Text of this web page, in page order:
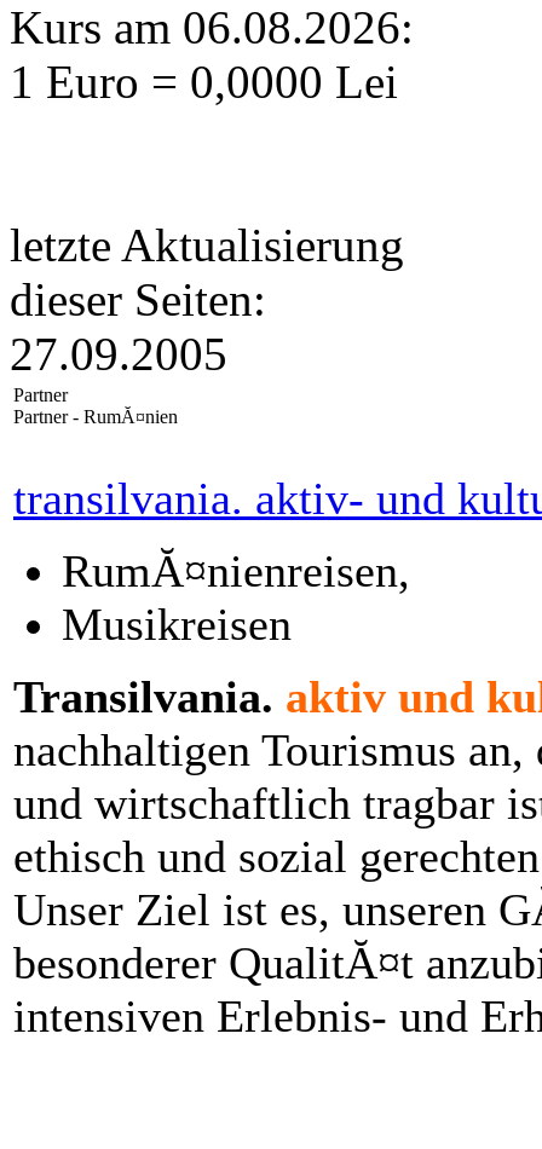
Kurs am 06.08.2026:
1 Euro = 0,0000 Lei
letzte Aktualisierung
dieser Seiten:
27.09.2005
Partner
Partner - RumĂ¤nien
transilvania. aktiv- und
RumĂ¤nienreisen,
Musikreisen
Transilvania. aktiv und
nachhaltigen Tourismus
und wirtschaftlich tragbar
ethisch und sozial
Unser Ziel ist es, unseren
besonderer QualitĂ¤t
intensiven Erlebnis- und